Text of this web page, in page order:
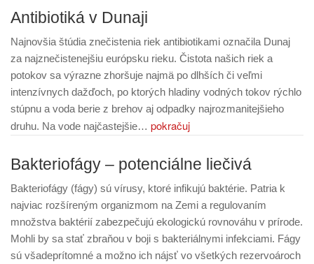
Antibiotiká v Dunaji
Najnovšia štúdia znečistenia riek antibiotikami označila Dunaj
za najznečistenejšiu európsku rieku. Čistota našich riek a
potokov sa výrazne zhoršuje najmä po dlhších či veľmi
intenzívnych dažďoch, po ktorých hladiny vodných tokov rýchlo
stúpnu a voda berie z brehov aj odpadky najrozmanitejšieho
druhu. Na vode najčastejšie… pokračuj
Bakteriofágy – potenciálne liečivá
Bakteriofágy (fágy) sú vírusy, ktoré infikujú baktérie. Patria k
najviac rozšíreným organizmom na Zemi a regulovaním
množstva baktérií zabezpečujú ekologickú rovnováhu v prírode.
Mohli by sa stať zbraňou v boji s bakteriálnymi infekciami. Fágy
sú všadeprítomné a možno ich nájsť vo všetkých rezervoároch